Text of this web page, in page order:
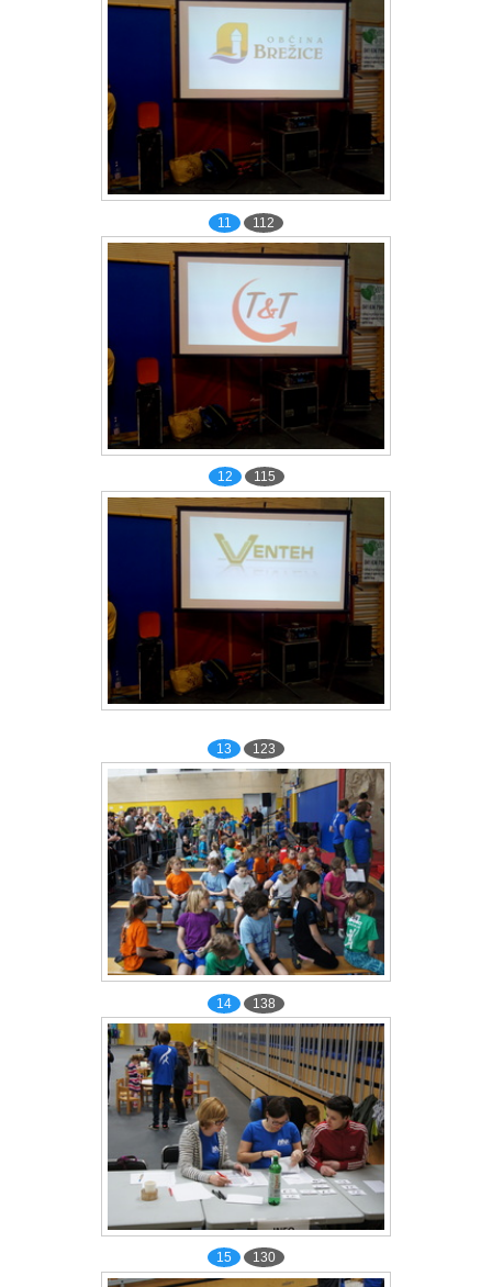
11 112
12 115
13 123
14 138
15 130